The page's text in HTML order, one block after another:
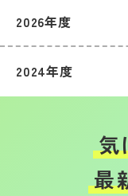
2026年度
2024年度
気
最